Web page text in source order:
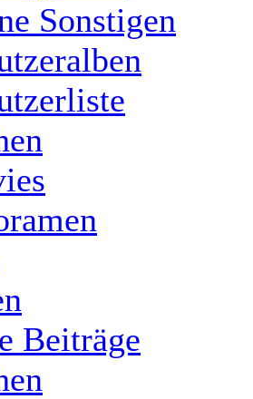
Sonstigen
Beiträge